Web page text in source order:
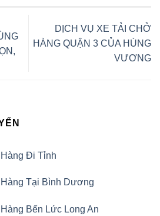
Đi Tỉnh
Tại Bình Dương
Bến Lức Long An
DỊCH VỤ XE TẢI CHỞ
HÀNG QUẬN 3 CỦA HÙNG
VƯƠNG